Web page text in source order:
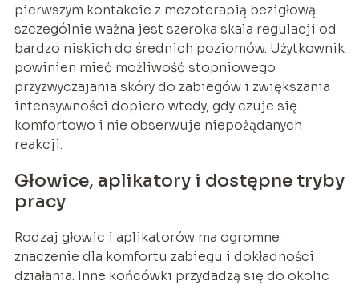
pierwszym kontakcie z mezoterapią bezigłową
szczególnie ważna jest szeroka skala regulacji od
bardzo niskich do średnich poziomów. Użytkownik
powinien mieć możliwość stopniowego
przyzwyczajania skóry do zabiegów i zwiększania
intensywności dopiero wtedy, gdy czuje się
komfortowo i nie obserwuje niepożądanych
reakcji.
Głowice, aplikatory i dostępne tryby
pracy
Rodzaj głowic i aplikatorów ma ogromne
znaczenie dla komfortu zabiegu i dokładności
działania. Inne końcówki przydadzą się do okolic